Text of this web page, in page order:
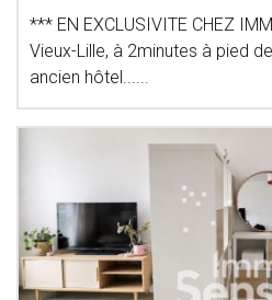
*** EN EXCLUSIVITE CHEZ
Vieux-Lille, à 2minutes à pied
ancien hôtel......